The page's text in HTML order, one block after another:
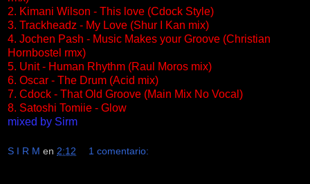
2. Kimani Wilson - This love (Cdock Style)
3. Trackheadz - My Love (Shur I Kan mix)
4. Jochen Pash - Music Makes your Groove (Christian
Hornbostel rmx)
5. Unit - Human Rhythm (Raul Moros mix)
6. Oscar - The Drum (Acid mix)
7. Cdock - That Old Groove (Main Mix No Vocal)
8. Satoshi Tomiie - Glow
mixed by Sirm
S I R M en 2:12 1 comentario: